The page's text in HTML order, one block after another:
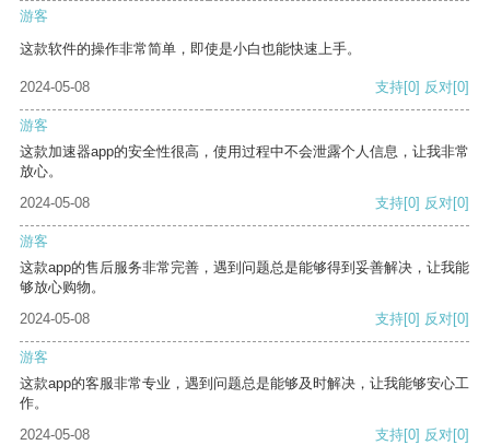
游客
这款软件的操作非常简单，即使是小白也能快速上手。
2024-05-08 支持[0] 反对[0]
游客
这款加速器app的安全性很高，使用过程中不会泄露个人信息，让我非常
放心。
2024-05-08
支持[0] 反对[0]
游客
这款app的售后服务非常完善，遇到问题总是能够得到妥善解决，让我能
够放心购物。
2024-05-08
支持[0] 反对[0]
游客
这款app的客服非常专业，遇到问题总是能够及时解决，让我能够安心工
作。
2024-05-08
支持[0] 反对[0]